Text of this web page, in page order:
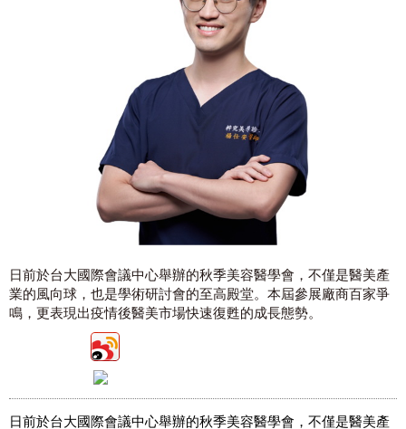
日前於台大國際會議中心舉辦的秋季美容醫學會，不僅是醫美產
業的風向球，也是學術研討會的至高殿堂。本屆參展廠商百家爭
鳴，更表現出疫情後醫美市場快速復甦的成長態勢。
日前於台大國際會議中心舉辦的秋季美容醫學會，不僅是醫美產